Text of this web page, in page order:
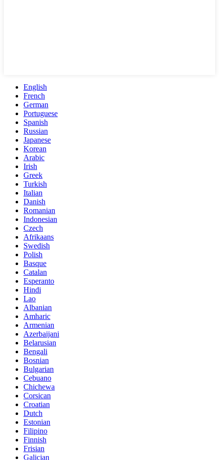
English
French
German
Portuguese
Spanish
Russian
Japanese
Korean
Arabic
Irish
Greek
Turkish
Italian
Danish
Romanian
Indonesian
Czech
Afrikaans
Swedish
Polish
Basque
Catalan
Esperanto
Hindi
Lao
Albanian
Amharic
Armenian
Azerbaijani
Belarusian
Bengali
Bosnian
Bulgarian
Cebuano
Chichewa
Corsican
Croatian
Dutch
Estonian
Filipino
Finnish
Frisian
Galician